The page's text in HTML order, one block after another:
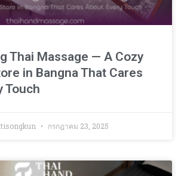
Thai Massage — A Cozy
in Bangna That Cares
Touch
กรกฎาคม 23, 2025